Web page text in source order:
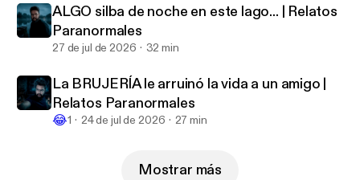
ALGO silba de noche en este lago... | Relatos
Paranormales
27 de jul de 2026 32 min
La BRUJERÍA le arruinó la vida a un amigo |
Relatos Paranormales
😂1 24 de jul de 2026 27 min
Mostrar más